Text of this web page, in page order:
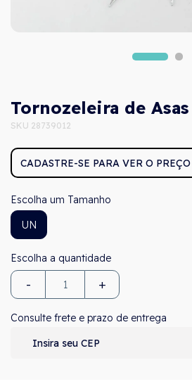
Tornozeleira de Asas
SKU 28739012
CADASTRE-SE PARA VER O PREÇO
Tamanho
UN
- +
Consulte frete e prazo de entrega